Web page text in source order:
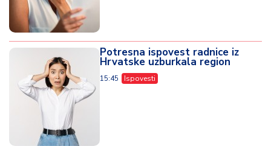
Potresna ispovest radnice iz
Hrvatske uzburkala region
15:45 Ispovesti